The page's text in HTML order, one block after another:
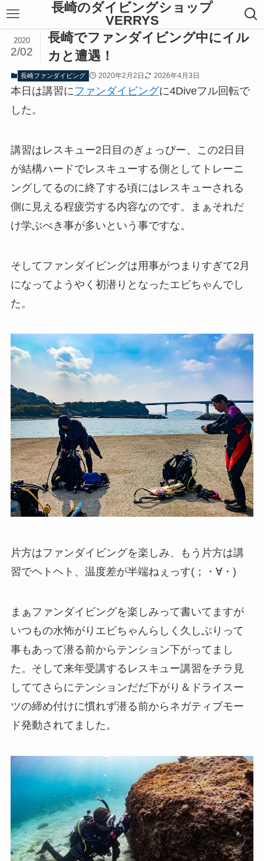
長崎のダイビングショップ
VERRYS
長崎でファンダイビング中にイル
カと遭遇！
2020
2/02
長崎ファンダイビング 2020年2月2日 2026年4月3日
本日は講習にファンダイビングに4Diveフル回転で
した。
講習はレスキュー2日目のぎょっぴー、この2日目
が結構ハードでレスキューする側としてトレーニ
ングしてるのに終了する頃にはレスキューされる
側に見える程疲労する内容なのです。まぁそれだ
け学ぶべき事が多いという事ですな。
そしてファンダイビングは用事がつまりすぎて2月
になってようやく初潜りとなったエビちゃんでし
た。
片方はファンダイビングを楽しみ、もう片方は講
習でヘトヘト、温度差が半端ねぇっす(；・∀・)
まぁファンダイビングを楽しみって書いてますが
いつもの水怖がりエビちゃんらしく久しぶりって
事もあって潜る前からテンション下がってまし
た。そして来年受講するレスキュー講習をチラ見
しててさらにテンションだだ下がり＆ドライスー
ツの締め付けに慣れず潜る前からネガティブモー
ド発動されてました。